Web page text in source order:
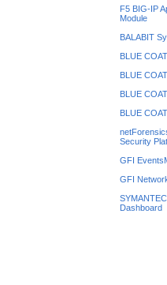
F5 BIG-IP
Module
BALABIT
BLUE
BLUE
BLUE
BLUE
Security
GFI
GFI
Dashboard